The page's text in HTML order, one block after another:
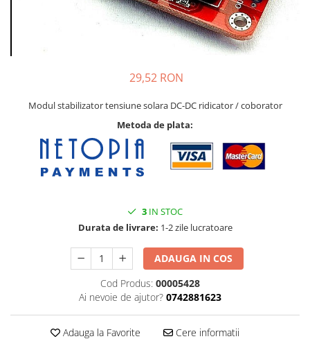
29,52 RON
Modul stabilizator tensiune solara DC-DC ridicator / coborator
Metoda de plata:
3 IN STOC
Durata de livrare: 1-2 zile lucratoare
ADAUGA IN COS
Cod Produs: 00005428
Ai nevoie de ajutor? 0742881623
Adauga la Favorite Cere informatii